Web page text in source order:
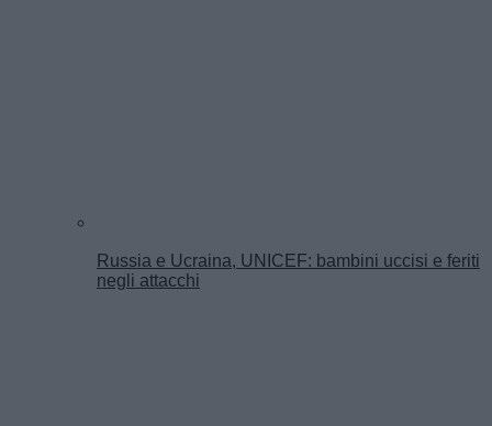
Russia e Ucraina, UNICEF: bambini uccisi e feriti
negli attacchi